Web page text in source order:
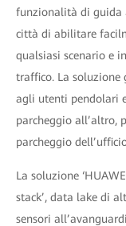
funzionalità di guida
città di abilitare
qualsiasi scenario e
traffico. La soluzione
agli utenti pendolari
parcheggio all’altro,
parcheggio
La soluzione
stack’, data lake di
sensori